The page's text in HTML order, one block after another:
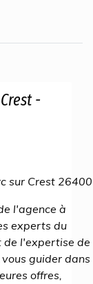
-
sur Crest 26400
l'agence à
experts du
de l'expertise de
guider dans
offres,